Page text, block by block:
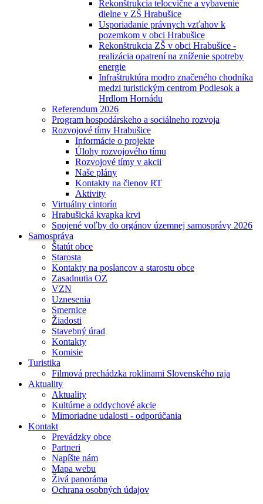
Rekonštrukcia telocvične a vybavenie
dielne v ZŠ Hrabušice
Usporiadanie právnych vzťahov k
pozemkom v obci Hrabušice
Rekonštrukcia ZŠ v obci Hrabušice -
realizácia opatrení na zníženie spotreby
energie
Infraštruktúra modro značeného chodníka
medzi turistickým centrom Podlesok a
Hrdlom Hornádu
Referendum 2026
Program hospodárskeho a sociálneho rozvoja
Rozvojové tímy Hrabušice
Informácie o projekte
Úlohy rozvojového tímu
Rozvojové tímy v akcii
Naše plány
Kontakty na členov RT
Aktivity
Virtuálny cintorín
Hrabušická kvapka krvi
Spojené voľby do orgánov územnej samosprávy 2026
Samospráva
Štatút obce
Starosta
Kontakty na poslancov a starostu obce
Zasadnutia OZ
VZN
Uznesenia
Smernice
Žiadosti
Stavebný úrad
Kontakty
Komisie
Turistika
Filmová prechádzka roklinami Slovenského raja
Aktuality
Aktuality
Kultúrne a oddychové akcie
Mimoriadne udalosti - odporúčania
Kontakt
Prevádzky obce
Partneri
Napíšte nám
Mapa webu
Živá panoráma
Ochrana osobných údajov